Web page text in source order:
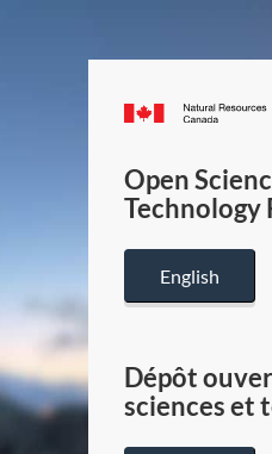
Open
Technology
English
Dépôt
sciences et